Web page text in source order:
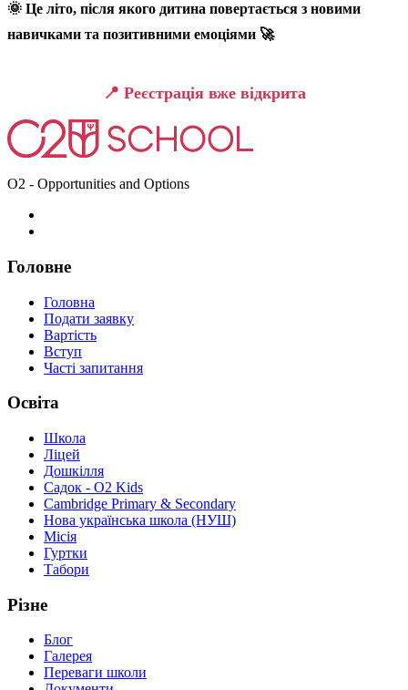
🌞 Це літо, після якого дитина повертається з новими
навичками та позитивними емоціями 🚀
📍 Реєстрація вже відкрита
O2 - Opportunities and Options
Головне
Головна
Подати заявку
Вартість
Вступ
Часті запитання
Освіта
Школа
Ліцей
Дошкілля
Садок - O2 Kids
Cambridge Primary & Secondary
Нова українська школа (НУШ)
Місія
Гуртки
Табори
Різне
Блог
Галерея
Переваги школи